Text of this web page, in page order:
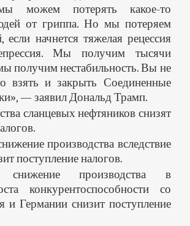
можем потерять какое-то
от гриппа. Но мы потеряем
начнется тяжелая рецессия
Мы получим тысячи
получим нестабильность. Вы не
взять и закрыть Соединенные
— заявил Дональд Трамп.
сланцевых нефтяников снизят
производства вследствие
поступление налогов.
производства в
конкурентоспособности со
и Германии снизит поступление